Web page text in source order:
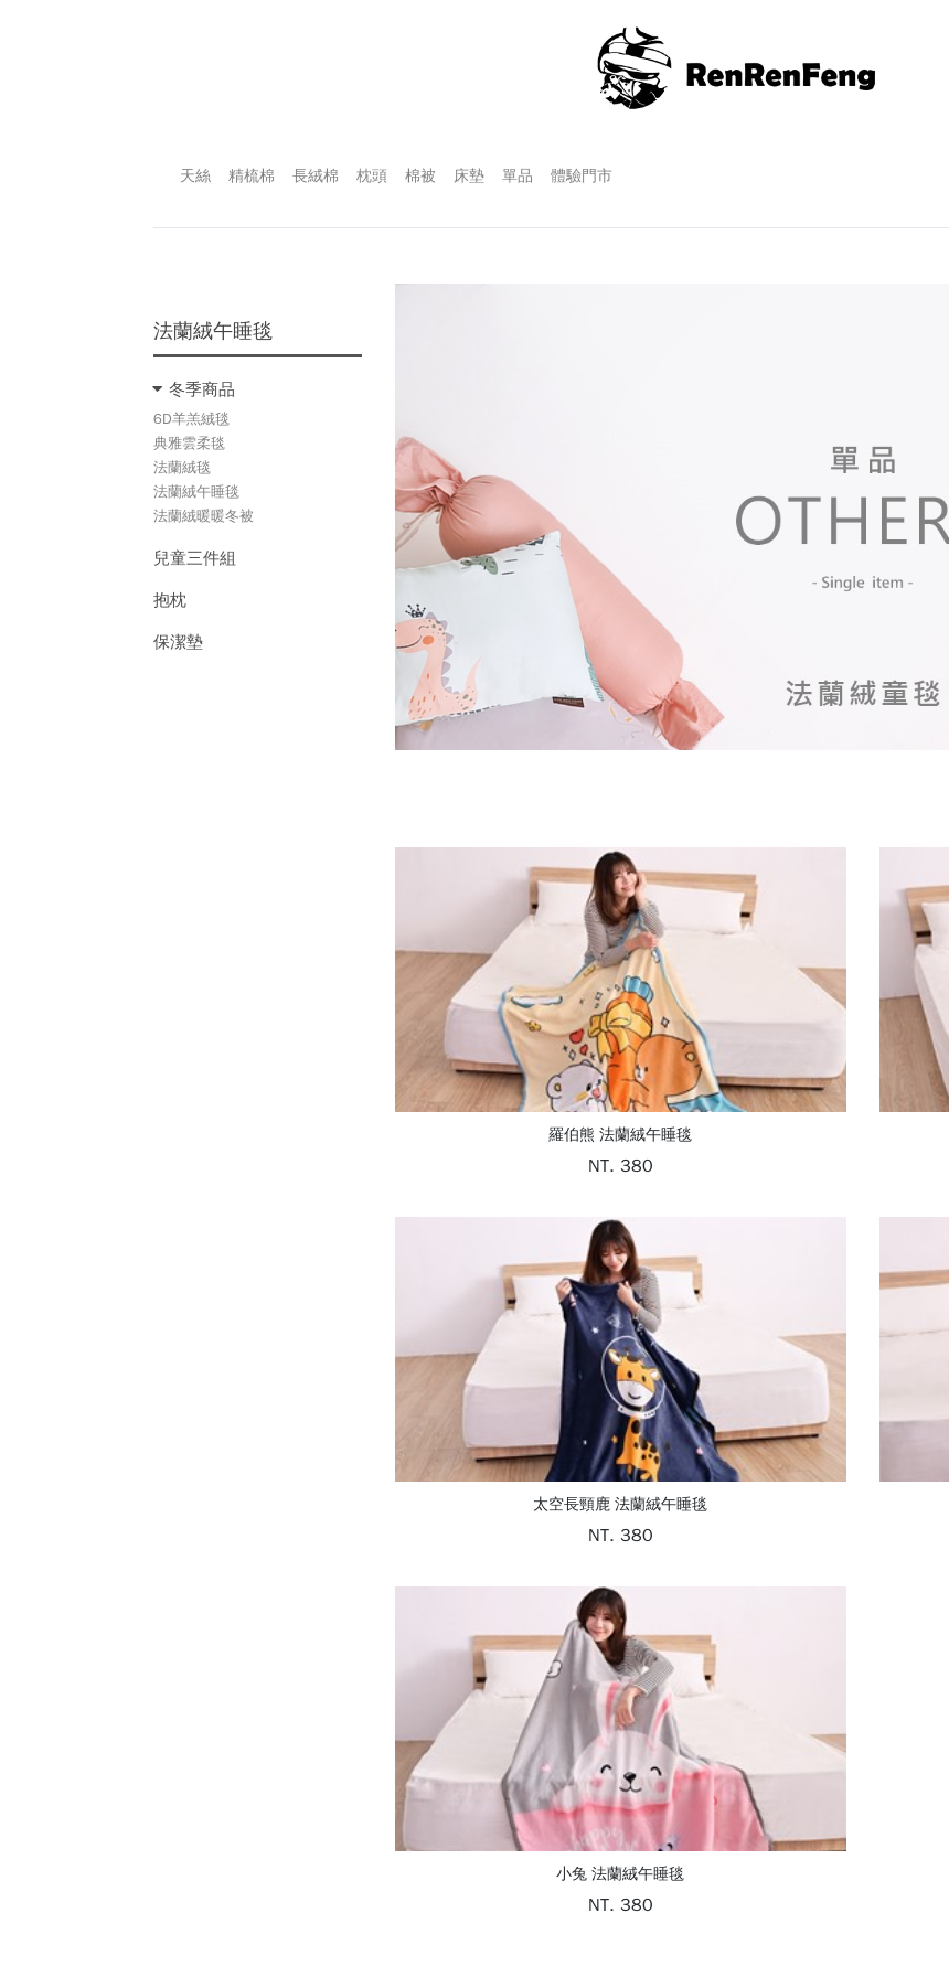
天絲 精梳棉 長絨棉 枕頭 棉被 床墊 單品 體驗門市
法蘭絨午睡毯
冬季商品
6D羊羔絨毯
典雅雲柔毯
法蘭絨毯
法蘭絨午睡毯
法蘭絨暖暖冬被
兒童三件組
抱枕
保潔墊
羅伯熊 法蘭絨午睡毯
NT. 380
太空長頸鹿 法蘭絨午睡毯
NT. 380
小兔 法蘭絨午睡毯
NT. 380